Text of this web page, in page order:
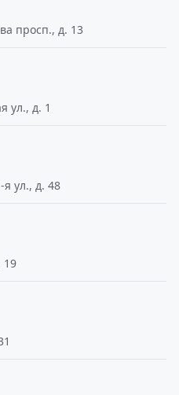
просп., д. 13
ул., д. 1
я ул., д. 48
19